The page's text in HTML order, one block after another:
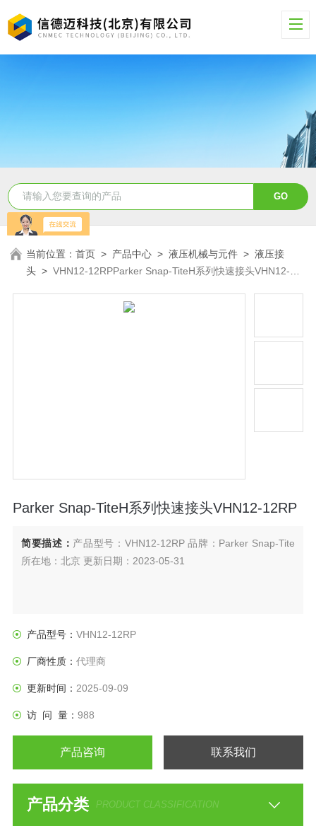
当前位置：首页 > 产品中心 >液压机械与元件 >液压接
头 >VHN12-12RPParker Snap-TiteH系列快速接头VHN12-
Parker Snap-TiteH系列快速接头VHN12-12RP
简要描述： 产品型号：VHN12-12RP 品牌：Parker Snap-Tite
所在地：北京 更新日期：2023-05-31
产品型号： VHN12-12RP
厂商性质： 代理商
更新时间： 2025-09-09
访 问 量： 988
产品咨询 联系我们
产品分类 PRODUCT CLASSIFICATION